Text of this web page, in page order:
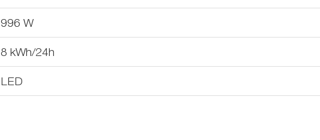
996 W
8 kWh/24h
LED